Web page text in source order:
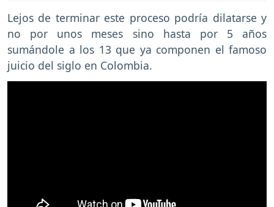
Lejos de terminar este proceso podría dilatarse y
no por unos meses sino hasta por 5 años
sumándole a los 13 que ya componen el famoso
juicio del siglo en Colombia.